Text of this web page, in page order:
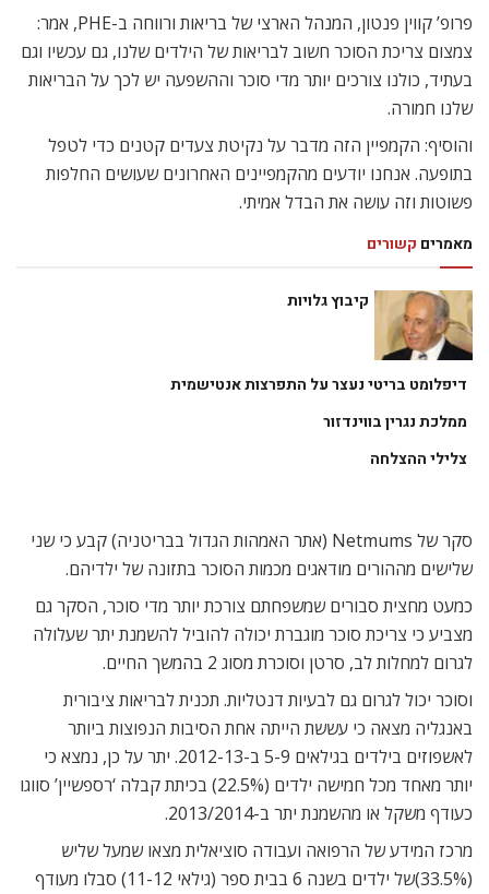
פרופ’ קווין פנטון, המנהל הארצי של בריאות ורווחה ב-PHE, אמר:
צמצום צריכת הסוכר חשוב לבריאות של הילדים שלנו, גם עכשיו וגם
בעתיד, כולנו צורכים יותר מדי סוכר וההשפעה יש לכך על הבריאות
שלנו חמורה.
והוסיף: הקמפיין הזה מדבר על נקיטת צעדים קטנים כדי לטפל
בתופעה. אנחנו יודעים מהקמפיינים האחרונים שעושים החלפות
פשוטות וזה עושה את הבדל אמיתי.
מאמרים קשורים
קיבוץ גלויות
דיפלומט בריטי נעצר על התפרצות אנטישמית
ממלכת נגרין בווינדזור
צלילי ההצלחה
סקר של Netmums (אתר האמהות הגדול בבריטניה) קבע כי שני
שלישים מההורים מודאגים מכמות הסוכר בתזונה של ילדיהם.
כמעט מחצית סבורים שמשפחתם צורכת יותר מדי סוכר, הסקר גם
מצביע כי צריכת סוכר מוגברת יכולה להוביל להשמנת יתר שעלולה
לגרום למחלות לב, סרטן וסוכרת מסוג 2 בהמשך החיים.
וסוכר יכול לגרום גם לבעיות דנטליות. תכנית לבריאות ציבורית
באנגליה מצאה כי עששת הייתה אחת הסיבות הנפוצות ביותר
לאשפוזים בילדים בגילאים 5-9 ב-2012-13. יתר על כן, נמצא כי
יותר מאחד מכל חמישה ילדים (22.5%) בכיתת קבלה ‘רספשיין’ סווגו
כעודף משקל או מהשמנת יתר ב-2013/2014.
מרכז המידע של הרפואה ועבודה סוציאלית מצאו שמעל שליש
(33.5%)של ילדים בשנה 6 בבית ספר (גילאי 11-12) סבלו מעודף